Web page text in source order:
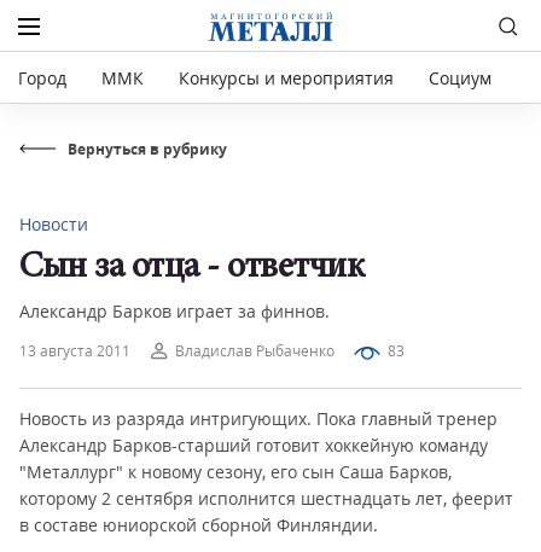
Город ММК Конкурсы и мероприятия Социум
Вернуться в рубрику
13 августа 2011 Владислав Рыбаченко 83
Новости
Сын за отца - ответчик
Александр Барков играет за финнов.
Новость из разряда интригующих. Пока главный тренер
Александр Барков-старший готовит хоккейную команду
"Металлург" к новому сезону, его сын Саша Барков,
которому 2 сентября исполнится шестнадцать лет, феерит
в составе юниорской сборной Финляндии.